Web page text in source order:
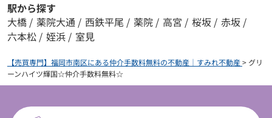
駅から探す
大橋 / 薬院大通 / 西鉄平尾 / 薬院 / 高宮 / 桜坂 / 赤坂 /
六本松 / 姪浜 / 室見
【売買専門】福岡市南区にある仲介手数料無料の不動産｜すみれ不動産> グリ
ーンハイツ輝国☆仲介手数料無料☆